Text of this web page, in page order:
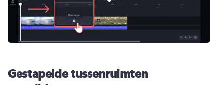
Gestapelde tussenruimten